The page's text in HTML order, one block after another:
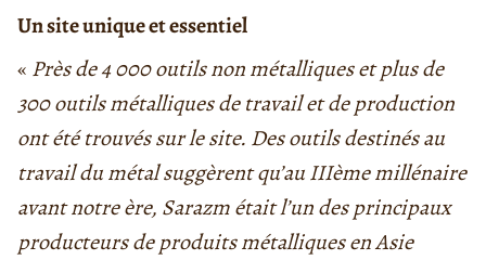
Un site unique et essentiel
« Près de 4 000 outils non métalliques et plus de
300 outils métalliques de travail et de production
ont été trouvés sur le site. Des outils destinés au
travail du métal suggèrent qu’au IIIème millénaire
avant notre ère, Sarazm était l’un des principaux
producteurs de produits métalliques en Asie